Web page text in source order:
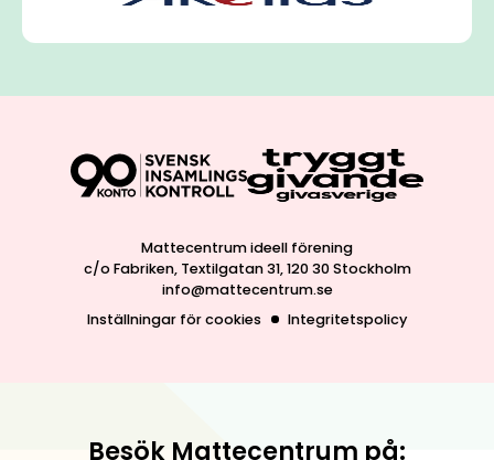
Mattecentrum ideell förening
c/o Fabriken, Textilgatan 31, 120 30 Stockholm
info@mattecentrum.se
Inställningar för cookies
Integritetspolicy
Besök Mattecentrum på: